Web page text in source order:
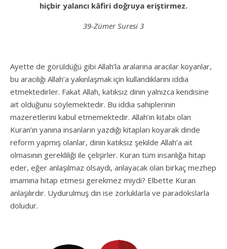
hiçbir yalancı kâfiri doğruya eriştirmez.
39-Zümer Suresi 3
Ayette de görüldüğü gibi Allah’la aralarına aracılar koyanlar,
bu aracılığı Allah’a yakınlaşmak için kullandıklarını iddia
etmektedirler. Fakat Allah, katıksız dinin yalnızca kendisine
ait olduğunu söylemektedir. Bu iddia sahiplerinin
mazeretlerini kabul etmemektedir. Allah’ın kitabı olan
Kuran’ın yanına insanların yazdığı kitapları koyarak dinde
reform yapmış olanlar, dinin katıksız şekilde Allah’a ait
olmasının gerekliliği ile çelişirler. Kuran tüm insanlığa hitap
eder, eğer anlaşılmaz olsaydı, anlayacak olan birkaç mezhep
imamına hitap etmesi gerekmez miydi? Elbette Kuran
anlaşılırdır. Uydurulmuş din ise zorluklarla ve paradokslarla
doludur.